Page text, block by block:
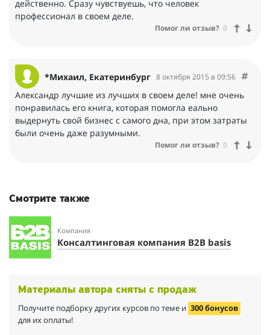
действенно. Сразу чувствуешь, что человек
профессионал в своем деле.
Помог ли отзыв? 0
*Михаил, Екатеринбург 8 октября 2015 в 09:56
Александр лучшие из лучших в своем деле! мне очень
понравилась его книга, которая помогла еально
выдернуть свой бизнес с самого дна, при этом затраты
были очень даже разумными.
Помог ли отзыв? 0
Смотрите также
Компания
Консалтинговая компания B2B basis
Материалы автора сняты с продаж
Получите подборку других курсов по теме и 300 бонусов
для их оплаты!